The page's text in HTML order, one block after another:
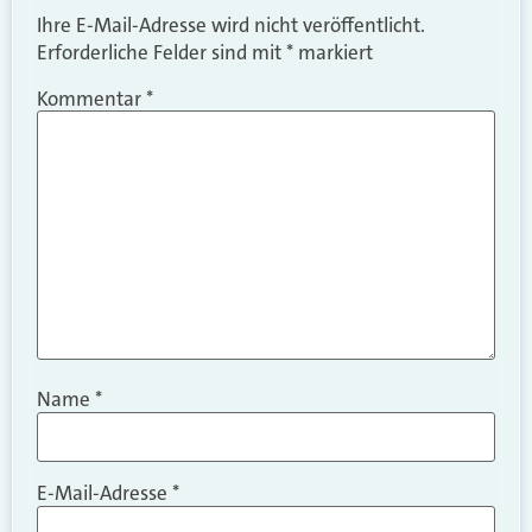
Ihre E-Mail-Adresse wird nicht veröffentlicht.
Erforderliche Felder sind mit* markiert
Kommentar*
Name *
E-Mail-Adresse *